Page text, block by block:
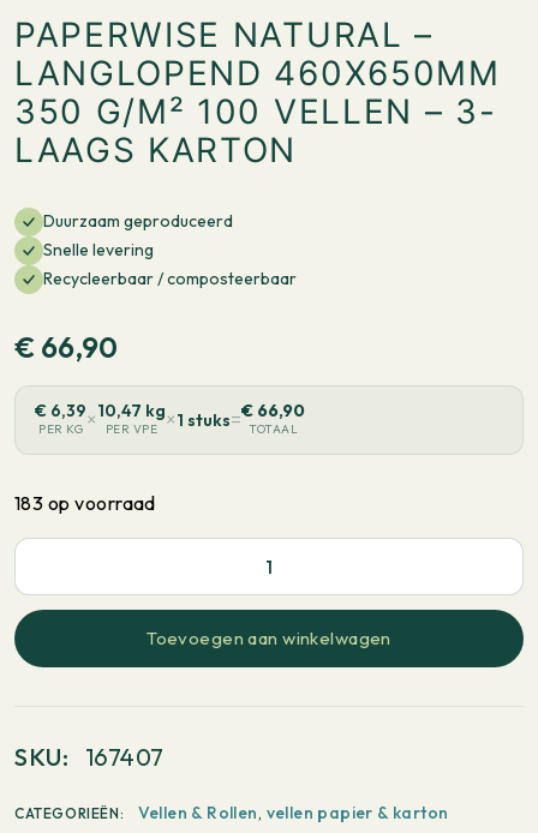
PAPERWISE NATURAL –
LANGLOPEND 460X650MM
350 G/M² 100 VELLEN – 3-
LAAGS KARTON
Duurzaam geproduceerd
Snelle levering
Recycleerbaar / composteerbaar
€ 66,90
€ 6,39
PER KG ×10,47 kg
PER VPE ×1 stuks=€ 66,90
TOTAAL
183 op voorraad
PaperWise
Natural
-
Langlopend
g/m²
vellen
Toevoegen aan winkelwagen
SKU: 167407
CATEGORIEËN: Vellen & Rollen, vellen papier & karton